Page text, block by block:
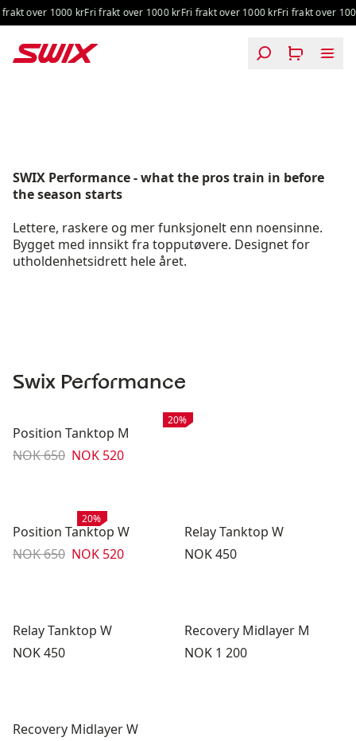
Hopp til innhold
over 1000 krFri frakt over 1000 krFri frakt over 1000 krFri frakt over
SWIX Performance - what the pros train in before
the season starts
Lettere, raskere og mer funksjonelt enn noensinne.
Bygget med innsikt fra topputøvere. Designet for
utholdenhetsidrett hele året.
Swix Performance
Salg:
20%
Position Tanktop M
Originalpris:
NOK 650 Salgspris
NOK 520
Salg:
20%
Position Tanktop W
Originalpris:
NOK 650 Salgspris
NOK 520
Relay Tanktop W
Pris:
NOK 450
Relay Tanktop W
Pris:
NOK 450
Recovery Midlayer M
Pris:
NOK 1 200
Recovery Midlayer W